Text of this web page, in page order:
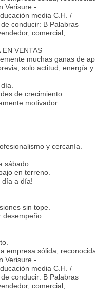
Verisure.-
media C.H. /
conducir: B Palabras
comercial,
VENTAS
muchas ganas de
solo actitud, energía
de crecimiento.
motivador.
y cercanía.
sábado.
en terreno.
día a día!
sin tope.
empresa sólida,
Verisure.-
media C.H. /
conducir: B Palabras
comercial,